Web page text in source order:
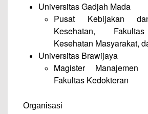
Universitas Gadjah Mada
Pusat Kebijakan
Kesehatan,
Kesehatan Masyarakat,
Universitas Brawijaya
Magister
Fakultas Kedokteran
Organisasi